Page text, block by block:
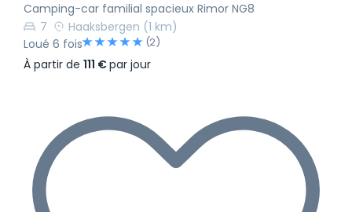
Camping-car familial spacieux Rimor NG8
7
Haaksbergen (1 km)
Loué 6 fois
(2)
À partir de 111 €par jour